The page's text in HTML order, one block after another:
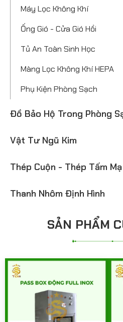
Máy Lọc Không Khí
Ống Gió - Cửa Gió Hồi
Tủ An Toàn Sinh Học
Màng Lọc Không Khí HEPA
Phụ Kiện Phòng Sạch
Đồ Bảo Hộ Trong Phòng
Vật Tư Ngũ Kim
Thép Cuộn - Thép Tấm Mạ
Thanh Nhôm Định Hình
SẢN PHẨM